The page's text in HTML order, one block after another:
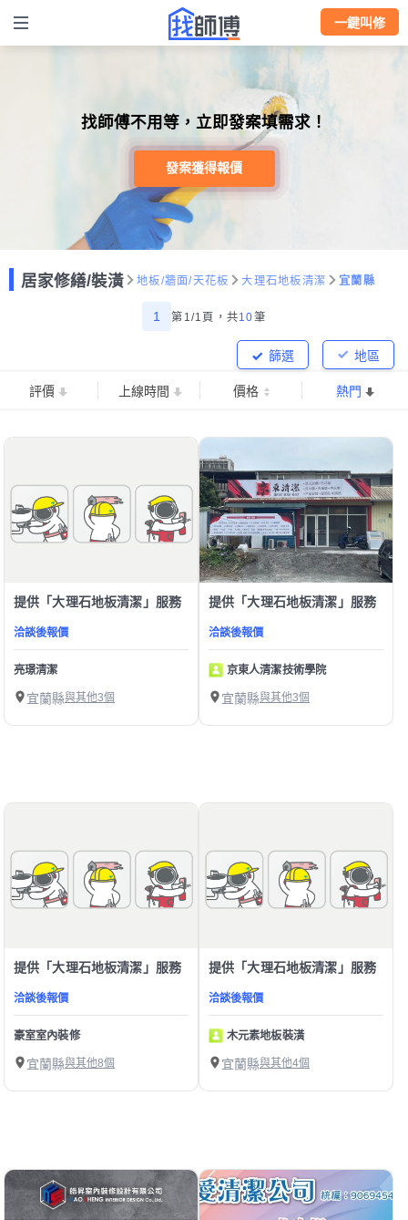
一鍵叫修
找師傅不用等，立即發案填需求！
發案獲得報價
居家修繕/裝潢 地板/牆面/天花板 大理石地板清潔 宜蘭縣
1 第1/1頁， 共10筆
地區
篩選
評價 上線時間 價格 熱門
提供「大理石地板清潔」服務
洽談後報價
亮璟清潔
宜蘭縣與其他3個
提供「大理石地板清潔」服務
洽談後報價
京東人清潔技術學院
宜蘭縣與其他3個
提供「大理石地板清潔」服務
洽談後報價
豪室室內裝修
宜蘭縣與其他8個
提供「大理石地板清潔」服務
洽談後報價
木元素地板裝潢
宜蘭縣與其他4個